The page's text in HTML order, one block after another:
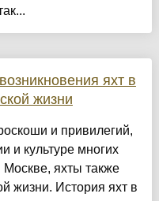
яхт в
жизни
и привилегий,
и культуре многих
Москве, яхты также
жизни. История яхт в